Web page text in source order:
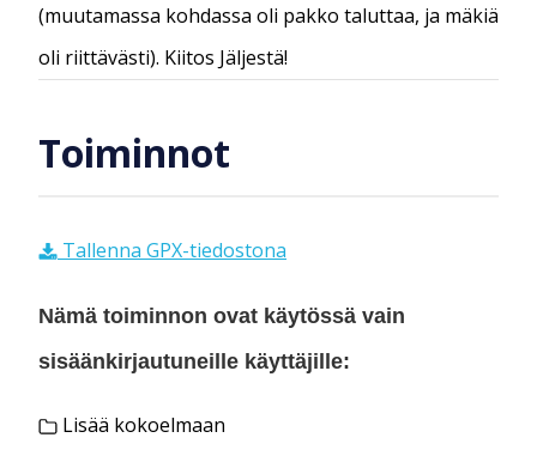
(muutamassa kohdassa oli pakko taluttaa, ja mäkiä
oli riittävästi). Kiitos Jäljestä!
Toiminnot
Tallenna GPX-tiedostona
Nämä toiminnon ovat käytössä vain
sisäänkirjautuneille käyttäjille:
Lisää kokoelmaan